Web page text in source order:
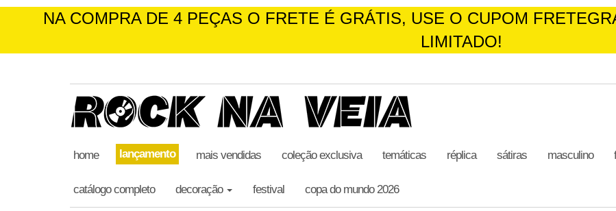
NA COMPRA DE 4 PEÇAS O FRETE É GRÁTIS, USE O CUPOM
LIMITADO!
home lançamento mais vendidas coleção exclusiva temáticas réplica sátiras masculino
catálogo completo decoração festival copa do mundo 2026